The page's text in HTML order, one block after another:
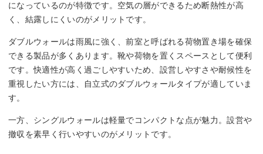
になっているのが特徴です。空気の層ができるため断熱性が高
く、結露しにくいのがメリットです。
ダブルウォールは雨風に強く、前室と呼ばれる荷物置き場を確保
できる製品が多くあります。靴や荷物を置くスペースとして便利
です。快適性が高く過ごしやすいため、設営しやすさや耐候性を
重視したい方には、自立式のダブルウォールタイプが適していま
す。
一方、シングルウォールは軽量でコンパクトな点が魅力。設営や
撤収を素早く行いやすいのがメリットです。